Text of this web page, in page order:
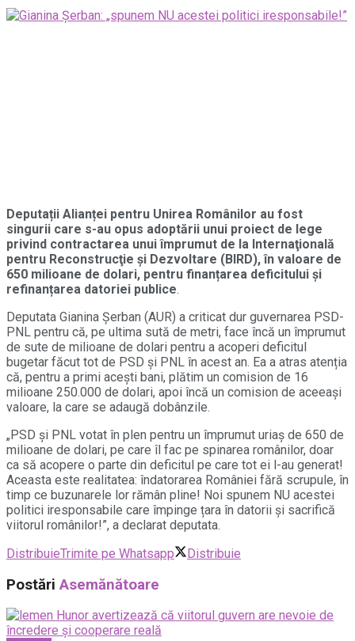
Deputații Alianței pentru Unirea Românilor au fost
singurii care s-au opus adoptării unui proiect de lege
privind contractarea unui împrumut de la Internaţională
pentru Reconstrucţie şi Dezvoltare (BIRD), în valoare de
650 milioane de dolari, pentru finanțarea deficitului și
refinanțarea datoriei publice.
Deputata Gianina Șerban (AUR) a criticat dur guvernarea PSD-
PNL pentru că, pe ultima sută de metri, face încă un împrumut
de sute de milioane de dolari pentru a acoperi deficitul
bugetar făcut tot de PSD și PNL în acest an. Ea a atras atenția
că, pentru a primi acești bani, plătim un comision de 16
milioane 250.000 de dolari, apoi încă un comision de aceeași
valoare, la care se adaugă dobânzile.
„PSD și PNL votat în plen pentru un împrumut uriaș de 650 de
milioane de dolari, pe care îl fac pe spinarea românilor, doar
ca să acopere o parte din deficitul pe care tot ei l-au generat!
Aceasta este realitatea: îndatorarea României fără scrupule, în
timp ce buzunarele lor rămân pline! Noi spunem NU acestei
politici iresponsabile care împinge țara în datorii și sacrifică
viitorul românilor!”, a declarat deputata.
DistribuieTrimite pe Whatsapp Distribuie
PostăriAsemănătoare